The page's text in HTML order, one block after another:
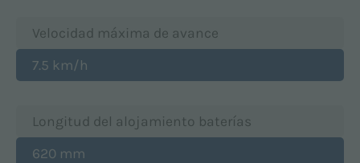
Velocidad máxima de avance
7.5 km/h
Longitud del alojamiento baterías
620 mm